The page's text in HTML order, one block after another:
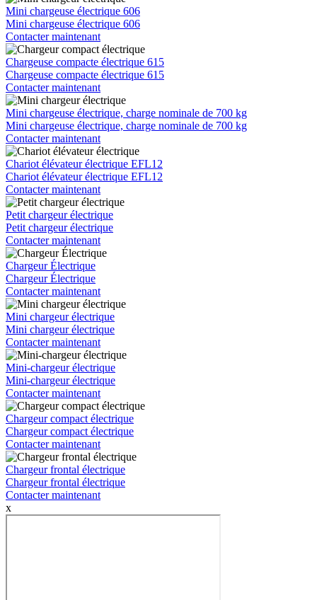
Mini chargeuse électrique 606
Mini chargeuse électrique 606
Contacter maintenant
Chargeuse compacte électrique 615
Chargeuse compacte électrique 615
Contacter maintenant
Mini chargeuse électrique, charge nominale de 700 kg
Mini chargeuse électrique, charge nominale de 700 kg
Contacter maintenant
Chariot élévateur électrique EFL12
Chariot élévateur électrique EFL12
Contacter maintenant
Petit chargeur électrique
Petit chargeur électrique
Contacter maintenant
Chargeur Électrique
Chargeur Électrique
Contacter maintenant
Mini chargeur électrique
Mini chargeur électrique
Contacter maintenant
Mini-chargeur électrique
Mini-chargeur électrique
Contacter maintenant
Chargeur compact électrique
Chargeur compact électrique
Contacter maintenant
Chargeur frontal électrique
Chargeur frontal électrique
Contacter maintenant
x